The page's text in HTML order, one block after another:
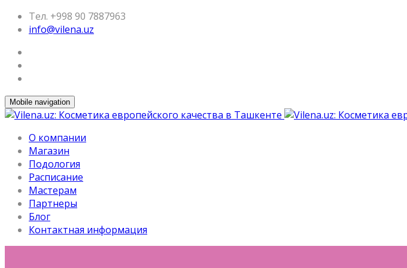
Тел. +998 90 7887963
info@vilena.uz
Mobile navigation
О компании
Магазин
Подология
Расписание
Мастерам
Партнеры
Блог
Контактная информация